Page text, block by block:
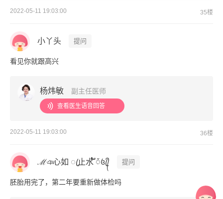
2022-05-11 19:03:00 35楼
小丫头 提问
看见你就跟高兴
杨炜敏 副主任医师
查看医生语音回答
2022-05-11 19:03:00 36楼
ℳঞ心如 ꦿ止水 ໌້ᮨ꧔ꦿ᭄ 提问
胚胎用完了，第二年要重新做体检吗